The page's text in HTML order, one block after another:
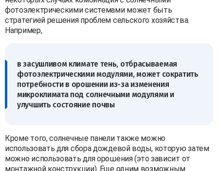
фотоэлектрическими системами может быть
стратегией решения проблем сельского хозяйства.
Например,
в засушливом климате тень, отбрасываемая
фотоэлектрическими модулями, может сократить
потребности в орошении из-за изменения
микроклимата под солнечными модулями и
улучшить состояние почвы
Кроме того, солнечные панели также можно
использовать для сбора дождевой воды, которую затем
можно использовать для орошения (это зависит от
монтажной конструкции). Еще одним возможным